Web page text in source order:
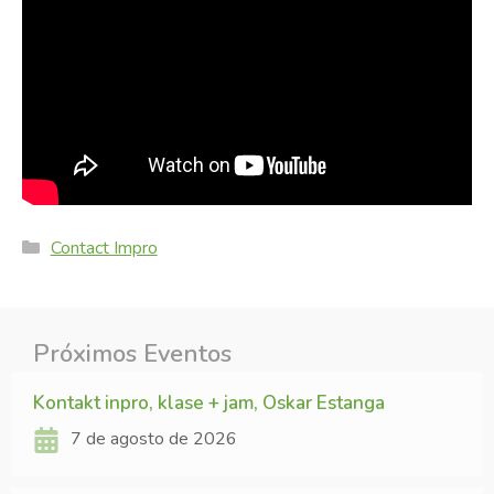
Categories
Contact Impro
Próximos Eventos
Kontakt inpro, klase + jam, Oskar Estanga
7 de agosto de 2026